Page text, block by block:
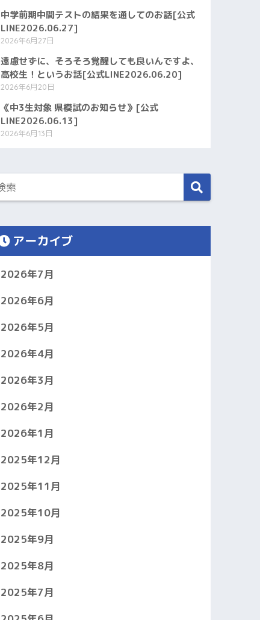
中学前期中間テストの結果を通してのお話[公式
LINE2026.06.27]
2026年6月27日
遠慮せずに、そろそろ覚醒しても良いんですよ、
高校生！というお話[公式LINE2026.06.20]
2026年6月20日
《中3生対象 県模試のお知らせ》[公式
LINE2026.06.13]
2026年6月13日
アーカイブ
2026年7月
2026年6月
2026年5月
2026年4月
2026年3月
2026年2月
2026年1月
2025年12月
2025年11月
2025年10月
2025年9月
2025年8月
2025年7月